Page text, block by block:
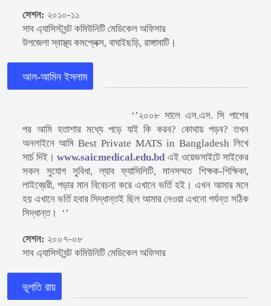
সেশন: ২০১০-১১
সাব এ্যাসিস্ট্যন্ট কমিউনিটি মেডিকেল অফিসার
উপজেলা স্বাস্থ্য কমপ্লেক্স, বাঘাইছড়ি, রাঙ্গামাটি।
আল-আমিন ইসলাম
‘’২০০৮ সালে এস.এস. সি পাশের
পর আমি হতাশার মধ্যে পড়ে যাই কি করব? কোথায় পড়ব? তখন
অনলাইনে আমি Best Private MATS in Bangladesh লিখে
সার্চ দিই।www.saicmedical.edu.bd এই ওয়েভসাইটে সাইকের
সকল সুযোগ সুবিধা, ল্যাব ফ্যাসিলিটি, মানসম্মত শিক্ষক-শিক্ষিকা,
লাইব্রেরী, পড়ার মান বিবেচনা করে এখানে ভর্তি হই। এখন আমার মনে
হয় এখানে ভর্তি হবার সিদ্ধান্তই ছিল আমার নেওয়া এখনো পর্যন্ত সঠিক
সিদ্ধান্ত। ‘’
সেশন: ২০০৭-০৮
সাব এ্যাসিস্ট্যন্ট কমিউনিটি মেডিকেল অফিসার
ভূপতি রায়